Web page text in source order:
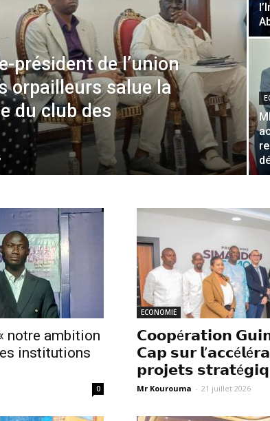
président de l’union
orpailleurs salue la
du club des
notre ambition
institutions
0
ECONOMIE
𝗖𝗼𝗼𝗽é𝗿𝗮𝘁𝗶𝗼𝗻
𝗖𝗮𝗽 𝘀𝘂𝗿
𝗽𝗿𝗼𝗷𝗲𝘁𝘀
Mr Kourouma - 21 juillet 2026